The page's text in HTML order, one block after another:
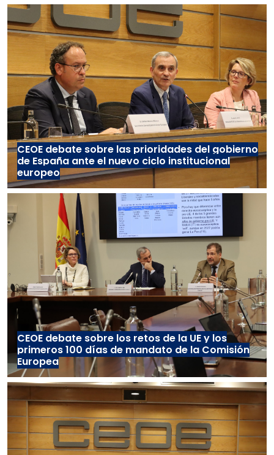
CEOE debate sobre las prioridades del gobierno
de España ante el nuevo ciclo institucional
europeo
CEOE debate sobre los retos de la UE y los
primeros 100 días de mandato de la Comisión
Europea